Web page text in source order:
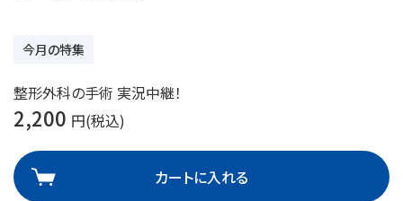
今月の特集
整形外科の手術 実況中継！
2,200 円(税込)
カートに入れる